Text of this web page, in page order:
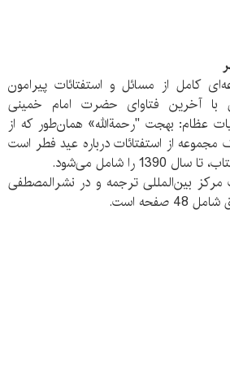
کامل از مسائل و استفتائات پیرامون
با آخرین فتاوای حضرت امام خمینی
بهجت "رحمة‌الله» همان‌طور که از
از استفتائات درباره عید فطر است
را شامل می‌شود.
مرکز بین‌المللی ترجمه و در نشرالمصطفی
است.